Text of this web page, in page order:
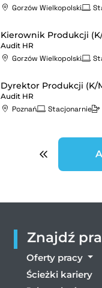
Gorzów Wielkopolski
Kierownik Produkcji
Audit HR
Gorzów Wielkopolski
Dyrektor Produkcji (K/
Audit HR
Poznań Stacjonarnie
Znajdź
Oferty pracy
Ścieżki kariery